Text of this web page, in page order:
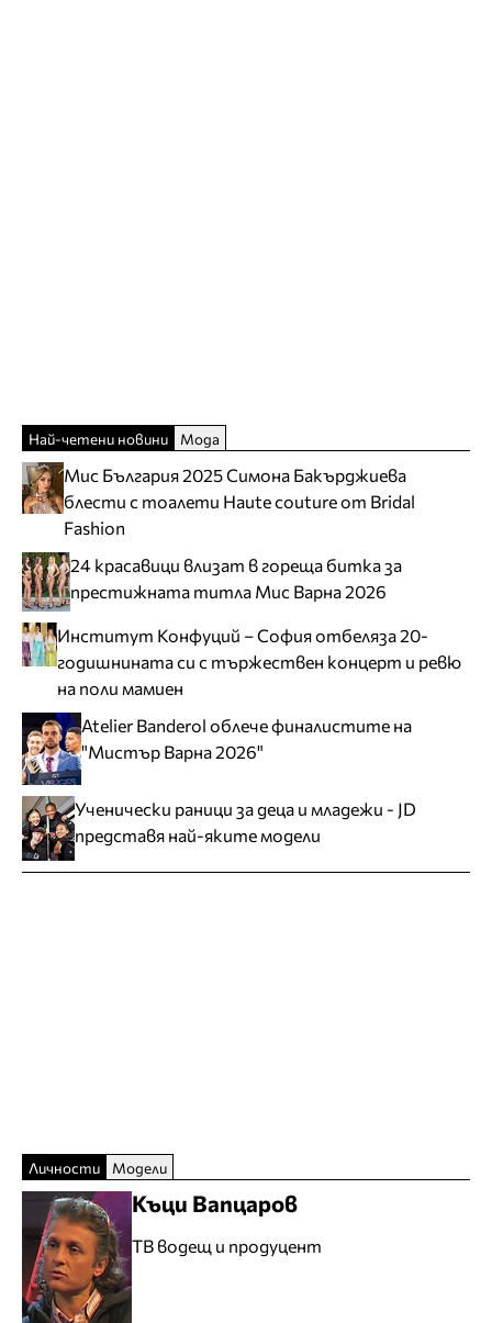
Най-четени новини Мода
Мис България 2025 Симона Бакърджиева
блести с тоалети Haute couture от Bridal
Fashion
24 красавици влизат в гореща битка за
престижната титла Мис Варна 2026
Институт Конфуций – София отбеляза 20-
годишнината си с тържествен концерт и ревю
на поли мамиен
Atelier Banderol облече финалистите на
"Мистър Варна 2026"
Ученически раници за деца и младежи - JD
представя най-яките модели
Личности Модели
Къци Вапцаров
ТВ водещ и продуцент